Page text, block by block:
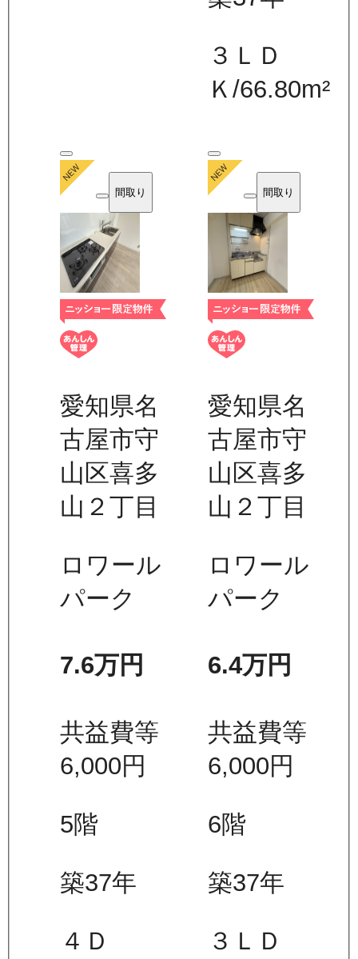
３ＬＤ
Ｋ /66.80m²
間取り
愛知県名
古屋市守
山区喜多
山２丁目
ロワール
パーク
7.6万円
共益費等
6,000円
5階
築37年
４Ｄ
間取り
愛知県名
古屋市守
山区喜多
山２丁目
ロワール
パーク
6.4万円
共益費等
6,000円
6階
築37年
３ＬＤ